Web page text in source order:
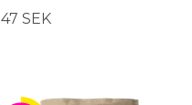
47 SEK